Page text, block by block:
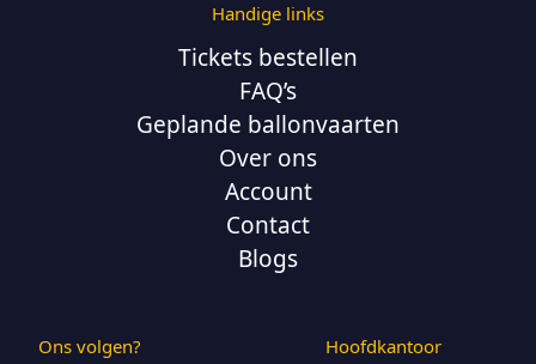
Handige links
Tickets bestellen
FAQ’s
Geplande ballonvaarten
Over ons
Account
Contact
Blogs
Ons volgen? Hoofdkantoor